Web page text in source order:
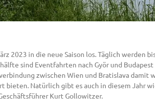
2023 in die neue Saison los. Täglich werden
sind Eventfahrten nach Györ und
zwischen Wien und Bratislava damit
bieten. Natürlich gibt es auch in diesem Jahr
Kurt Gollowitzer.